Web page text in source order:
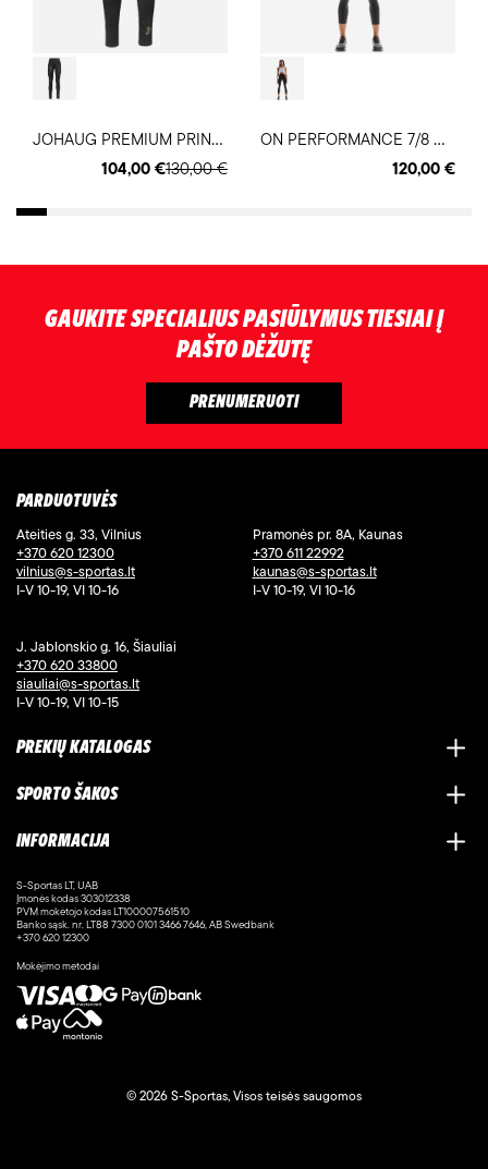
J
OHAUG PREMIUM PRINT moteriškos timpos
130,00 €
104,00 €
O
N PERFORMANCE 7/8 moteriškos timpos
120,00 €
GAUKITE SPECIALIUS PASIŪLYMUS TIESIAI Į
PAŠTO DĖŽUTĘ
PARDUOTUVĖS
Ateities g. 33, Vilnius
+370 620 12300
vilnius@s-sportas.lt
I-V 10-19, VI 10-16
Pramonės pr. 8A, Kaunas
+370 611 22992
kaunas@s-sportas.lt
I-V 10-19, VI 10-16
J. Jablonskio g. 16, Šiauliai
+370 620 33800
siauliai@s-sportas.lt
I-V 10-19, VI 10-15
PREKIŲ KATALOGAS
SPORTO ŠAKOS
INFORMACIJA
S-Sportas LT, UAB
Įmonės kodas 303012338
PVM mokėtojo kodas LT100007561510
Banko sąsk. nr. LT88 7300 0101 3466 7646, AB Swedbank
+370 620 12300
Mokėjimo metodai
© 2026 S-Sportas, Visos teisės saugomos